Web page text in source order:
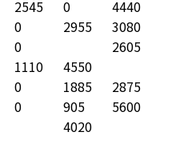
2545 0 4440
0 2955 3080
0 2605
1110 4550
0 1885 2875
0 905 5600
4020